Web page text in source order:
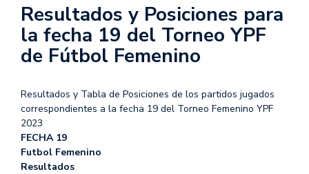
Resultados y Posiciones para
la fecha 19 del Torneo YPF
de Fútbol Femenino
Resultados y Tabla de Posiciones de los partidos jugados
correspondientes a la fecha 19 del Torneo Femenino YPF
2023
FECHA 19
Futbol Femenino
Resultados